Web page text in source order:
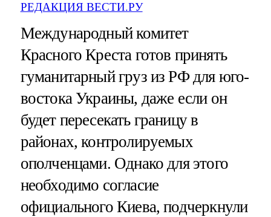
РЕДАКЦИЯ ВЕСТИ.РУ
Международный комитет
Красного Креста готов принять
гуманитарный груз из РФ для юго-
востока Украины, даже если он
будет пересекать границу в
районах, контролируемых
ополченцами. Однако для этого
необходимо согласие
официального Киева, подчеркнули